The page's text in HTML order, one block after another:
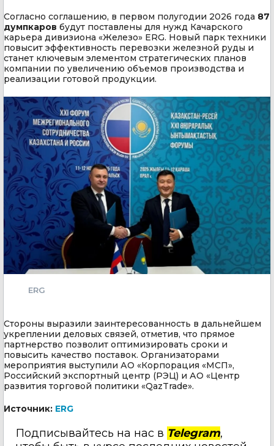
Согласно соглашению, в первом полугодии 2026 года 87
думпкаров будут поставлены для нужд Качарского
карьера дивизиона «Железо» ERG. Новый парк техники
повысит эффективность перевозки железной руды и
станет ключевым элементом стратегических планов
компании по увеличению объемов производства и
реализации готовой продукции.
ERG
Стороны выразили заинтересованность в дальнейшем
укреплении деловых связей, отметив, что прямое
партнерство позволит оптимизировать сроки и
повысить качество поставок. Организаторами
мероприятия выступили АО «Корпорация «МСП»,
Российский экспортный центр (РЭЦ) и АО «Центр
развития торговой политики «QazTrade».
Источник: ERG
Подписывайтесь на нас в Telegram,